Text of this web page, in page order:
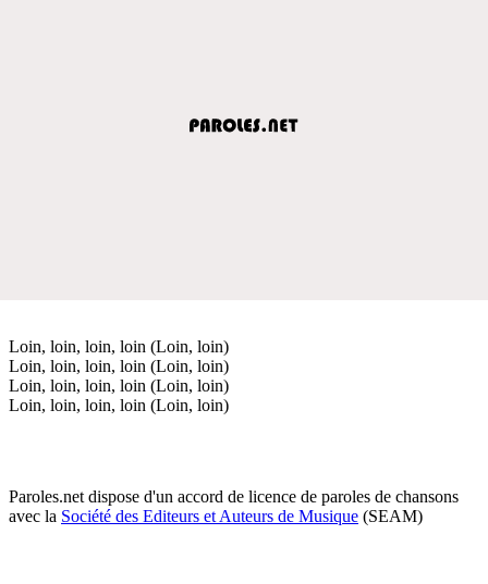
Loin, loin, loin, loin (Loin, loin)
Loin, loin, loin, loin (Loin, loin)
Loin, loin, loin, loin (Loin, loin)
Loin, loin, loin, loin (Loin, loin)
Paroles.net dispose d'un accord de licence de paroles de chansons
avec la Société des Editeurs et Auteurs de Musique (SEAM)